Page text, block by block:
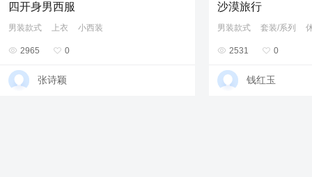
四开身男西服
男装款式 上衣 小西装
 2965  0
张诗颖
沙漠旅行
男装款式 套装/系列
 2531  0
钱红玉